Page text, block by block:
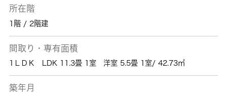
所在階
1階 / 2階建
間取り・専有面積
1ＬＤＫ LDK 11.3畳 1室 洋室 5.5畳 1室/ 42.73㎡
築年月